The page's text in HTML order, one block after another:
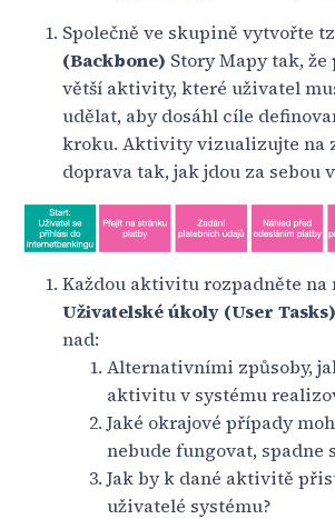
Společně ve skupině vytvořte
(Backbone) Story Mapy tak, že
větší aktivity, které uživatel
udělat, aby dosáhl cíle
kroku. Aktivity vizualizujte na
doprava tak, jak jdou za sebou
Každou aktivitu rozpadněte na
Uživatelské úkoly (User Tasks)
nad:
Alternativními způsoby,
aktivitu v systému
Jaké okrajové případy
nebude fungovat, spadne
Jak by k dané aktivitě
uživatelé systému?